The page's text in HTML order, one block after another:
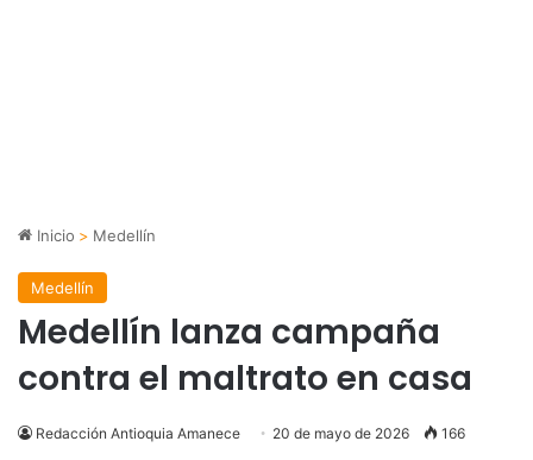
Inicio > Medellín
Medellín
Medellín lanza campaña
contra el maltrato en casa
Redacción Antioquia Amanece 20 de mayo de 2026 166